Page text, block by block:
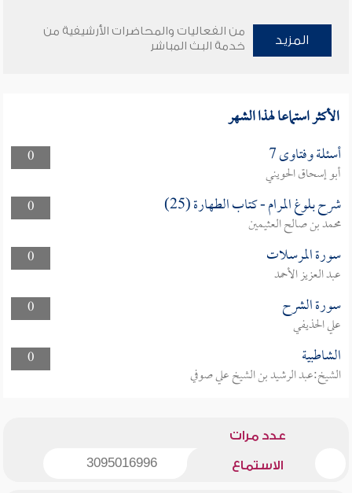
المزيد
من الفعاليات والمحاضرات الأرشيفية من
خدمة البث المباشر
الأكثر استماعا لهذا الشهر
0 أسئلة وفتاوى 7
أبو إسحاق الحويني
0
شرح بلوغ المرام - كتاب الطهارة (25)
محمد بن صالح العثيمين
0
سورة المرسلات
عبد العزيز الأحمد
0
سورة الشرح
علي الحذيفي
0
الشاطبية
الشيخ:عبد الرشيد بن الشيخ علي صوفي
عدد مرات
الاستماع 3095016996